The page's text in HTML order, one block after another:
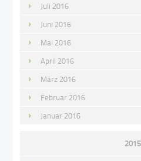
Juli 2016
Juni 2016
Mai 2016
April 2016
März 2016
Februar 2016
Januar 2016
2015